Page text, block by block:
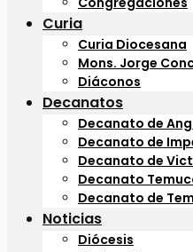
Curia
Curia Diocesana
Mons. Jorge
Diáconos
Decanatos
Decanato de
Decanato de
Decanato de
Decanato
Decanato de
Noticias
Diócesis